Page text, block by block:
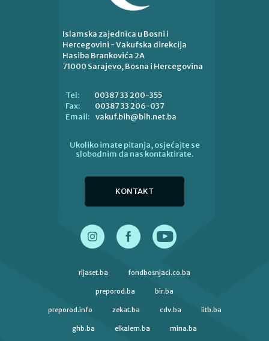
Islamska zajednica u Bosni i
Hercegovini - Vakufska direkcija
Hasiba Brankovića 2A
71000 Sarajevo, Bosna i Hercegovina
Tel:
00387 33 200-355
Fax:
00387 33 206-037
Email: vakuf.bih@bih.net.ba
Ukoliko imate pitanja, osjećajte se
slobodnim da nas kontaktirate.
KONTAKT
rijaset.ba fondbosnjaci.co.ba
preporod.ba bir.ba
preporod.info zekat.ba cdv.ba iitb.ba
ghb.ba elkalem.ba mina.ba